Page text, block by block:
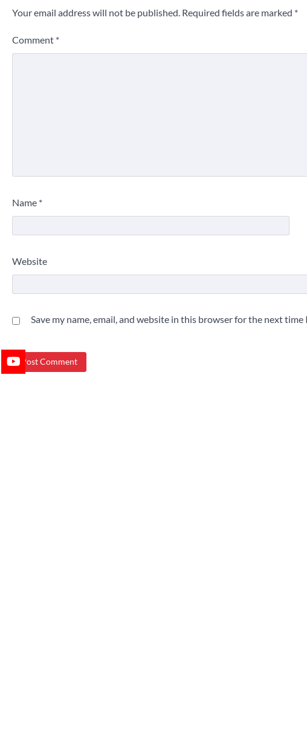
Your email address will not be published. Required fields are marked *
Comment *
Name *
Website
Save my name, email, and website in this browser for the next time